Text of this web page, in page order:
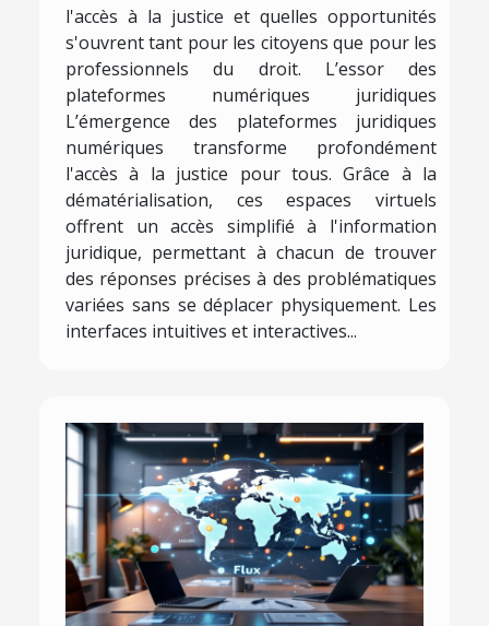
l'accès à la justice et quelles opportunités
s'ouvrent tant pour les citoyens que pour les
professionnels du droit. L’essor des
plateformes numériques juridiques
L’émergence des plateformes juridiques
numériques transforme profondément
l'accès à la justice pour tous. Grâce à la
dématérialisation, ces espaces virtuels
offrent un accès simplifié à l'information
juridique, permettant à chacun de trouver
des réponses précises à des problématiques
variées sans se déplacer physiquement. Les
interfaces intuitives et interactives...